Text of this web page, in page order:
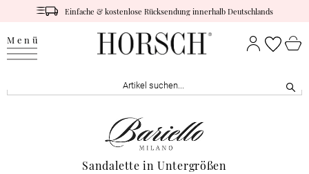
Einfache & kostenlose Rücksendung innerhalb Deutschlands
Menü
Sandalette in Untergrößen